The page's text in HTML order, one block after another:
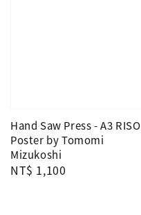
Hand Saw Press - A3 RISO
Poster by Tomomi
Mizukoshi
Regular
NT$ 1,100